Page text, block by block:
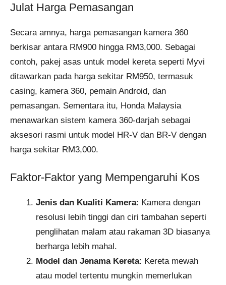
Julat Harga Pemasangan
Secara amnya, harga pemasangan kamera 360
berkisar antara RM900 hingga RM3,000. Sebagai
contoh, pakej asas untuk model kereta seperti Myvi
ditawarkan pada harga sekitar RM950, termasuk
casing, kamera 360, pemain Android, dan
pemasangan. Sementara itu, Honda Malaysia
menawarkan sistem kamera 360-darjah sebagai
aksesori rasmi untuk model HR-V dan BR-V dengan
harga sekitar RM3,000.
Faktor-Faktor yang Mempengaruhi Kos
Jenis dan Kualiti Kamera: Kamera dengan
resolusi lebih tinggi dan ciri tambahan seperti
penglihatan malam atau rakaman 3D biasanya
berharga lebih mahal.
Model dan Jenama Kereta: Kereta mewah
atau model tertentu mungkin memerlukan